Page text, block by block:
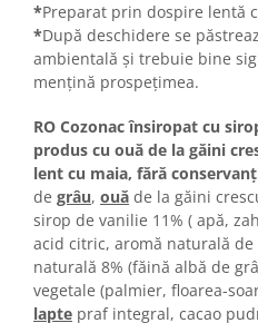
Paine ambalata
Chifle
Colaci festivi
Covrigi cu ulei de masline
Covrigi de Buzau
Grisine
Crochete
Produse de gătit
Faina
*Preparat prin dospire lentă
*După deschidere se
ambientală și trebuie bine
mențină prospețimea.
RO Cozonac însiropat cu
produs cu ouă de la găini
lent cu maia, fără
de grâu, ouă de la găini
sirop de vanilie 11% ( apă,
acid citric, aromă naturală
naturală 8% (făină albă de
vegetale (palmier, floarea-
lapte praf integral, cacao